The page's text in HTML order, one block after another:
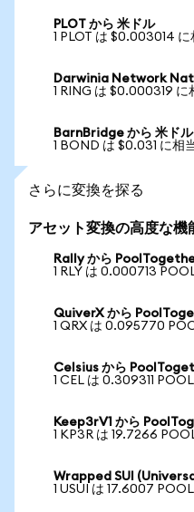
PLOT から 米ドル
1 PLOT は $0.003014 に
Darwinia Network
1 RING は $0.000319 に
BarnBridge から 米ドル
1 BOND は $0.031 に相
さらに変換を探る
アセット変換の高度な機
Rally から
1 RLY は 0.000713
QuiverX から
1 QRX は 0.095770
Celsius から
1 CEL は 0.309311
Keep3rV1 から
1 KP3R は 19.7266
Wrapped SUI
1 USUI は 17.6007